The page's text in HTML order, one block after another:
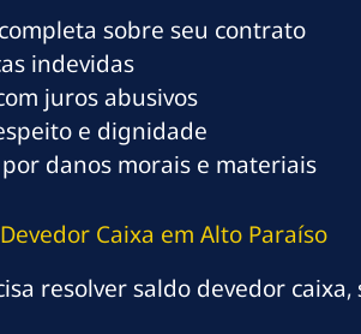
sobre seu contrato
indevidas
juros abusivos
e dignidade
danos morais e materiais
Caixa em Alto Paraíso
resolver saldo devedor